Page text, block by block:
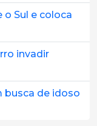
Sul e coloca
invadir
busca de idoso